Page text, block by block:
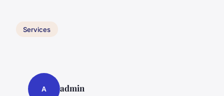
Services
A admin